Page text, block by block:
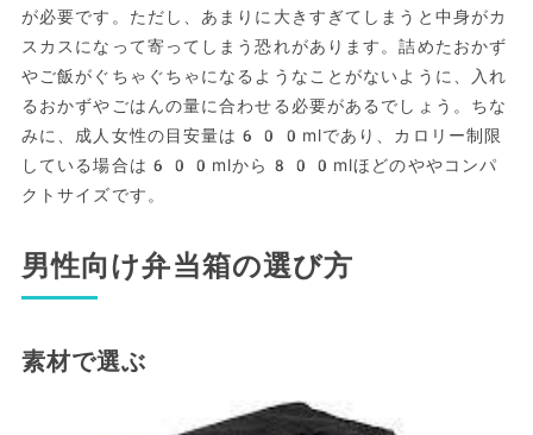
が必要です。ただし、あまりに大きすぎてしまうと中身がカ
スカスになって寄ってしまう恐れがあります。詰めたおかず
やご飯がぐちゃぐちゃになるようなことがないように、入れ
るおかずやごはんの量に合わせる必要があるでしょう。ちな
みに、成人女性の目安量は600mlであり、カロリー制限
している場合は600mlから800mlほどのややコンパ
クトサイズです。
男性向け弁当箱の選び方
素材で選ぶ